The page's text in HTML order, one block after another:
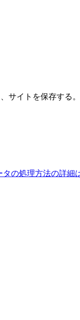
サイトを保存する。
タの処理方法の詳細